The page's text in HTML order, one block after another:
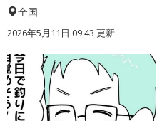
全国
2026年5月11日 09:43 更新